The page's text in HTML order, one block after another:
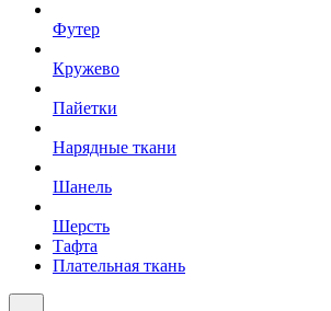
Футер
Кружево
Пайетки
Нарядные ткани
Шанель
Шерсть
Тафта
Плательная ткань